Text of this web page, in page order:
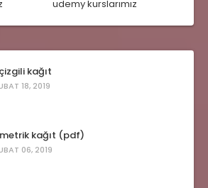
udemy kurslarımız
kağıt
18, 2019
kağıt (pdf)
06, 2019